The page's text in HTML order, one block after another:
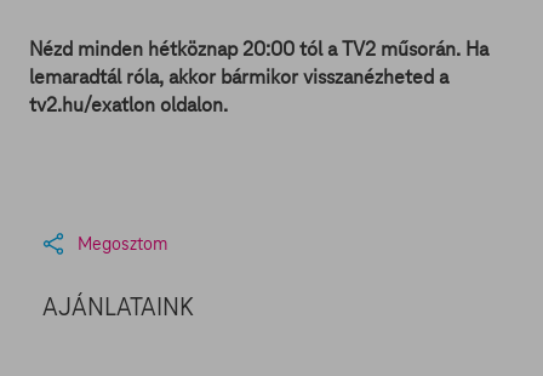
Nézd minden hétköznap 20:00 tól a TV2 műsorán. Ha
lemaradtál róla, akkor bármikor visszanézheted a
tv2.hu/exatlon oldalon.
Megosztom
AJÁNLATAINK